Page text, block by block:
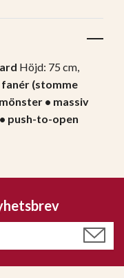
Höjd: 75 cm,
fanér (stomme
• massiv
• push-to-open